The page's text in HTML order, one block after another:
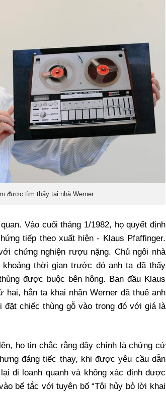
được tìm thấy tại nhà Werner
Vào cuối tháng 1/1982, họ quyết định
tiếp theo xuất hiện - Klaus Pfaffinger.
chứng nghiện rượu nặng. Chủ ngôi nhà
thời gian trước đó anh ta đã thấy
được buộc bên hông. Ban đầu Klaus
hai, hắn ta khai nhận Werner đã thuê anh
chiếc thùng gỗ vào trong đó với giá là
họ tin chắc rằng đây chính là chứng cứ
đáng tiếc thay, khi được yêu cầu dẫn
đi loanh quanh và không xác định được
bế tắc với tuyên bố “Tôi hủy bỏ lời khai